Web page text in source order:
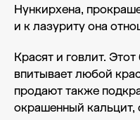
Нункирхена,
и к лазуриту она
Красят и говлит.
впитывает любой
продают также
окрашенный кальцит,